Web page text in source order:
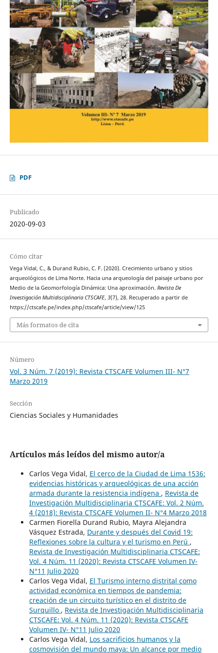
PDF
Publicado
2020-09-03
Cómo citar
Vega Vidal, C., & Durand Rubio, C. F. (2020). Crecimiento urbano y sitios
arqueológicos de Lima Norte. Hacia una arqueología del paisaje urbano por
Medio de la Geomorfología Dinámica: Una aproximación. Revista De
Investigación Multidisciplinaria CTSCAFE, 3(7), 28. Recuperado a partir de
https://ctscafe.pe/index.php/ctscafe/article/view/125
Más formatos de cita
Número
Vol. 3 Núm. 7 (2019): Revista CTSCAFE Volumen III- N°7
Marzo 2019
Sección
Ciencias Sociales y Humanidades
Artículos más leídos del mismo autor/a
Carlos Vega Vidal, El cerco de la Ciudad de Lima 1536:
evidencias históricas y arqueológicas de una acción
armada durante la resistencia indígena , Revista de
Investigación Multidisciplinaria CTSCAFE: Vol. 2 Núm.
4 (2018): Revista CTSCAFE Volumen II- N°4 Marzo 2018
Carmen Fiorella Durand Rubio, Mayra Alejandra
Vásquez Estrada, Durante y después del Covid 19:
Reflexiones sobre la cultura y el turismo en Perú ,
Revista de Investigación Multidisciplinaria CTSCAFE:
Vol. 4 Núm. 11 (2020): Revista CTSCAFE Volumen IV-
N°11 Julio 2020
Carlos Vega Vidal, El Turismo interno distrital como
actividad económica en tiempos de pandemia:
creación de un circuito turístico en el distrito de
Surquillo , Revista de Investigación Multidisciplinaria
CTSCAFE: Vol. 4 Núm. 11 (2020): Revista CTSCAFE
Volumen IV- N°11 Julio 2020
Carlos Vega Vidal, Los sacrificios humanos y la
cosmovisión del mundo maya: Un alcance por medio